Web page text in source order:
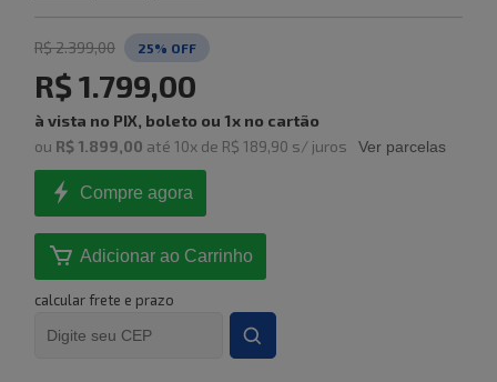
R$ 2.399,00 25% OFF
R$ 1.799,00
à vista no PIX, boleto ou 1x no cartão
ou R$ 1.899,00 até 10x de R$ 189,90 s/ juros Ver parcelas
Compre agora
Adicionar ao Carrinho
calcular frete e prazo